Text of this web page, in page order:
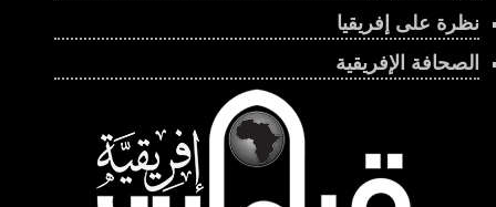
نظرة على إفريقيا
الصحافة الإفريقية